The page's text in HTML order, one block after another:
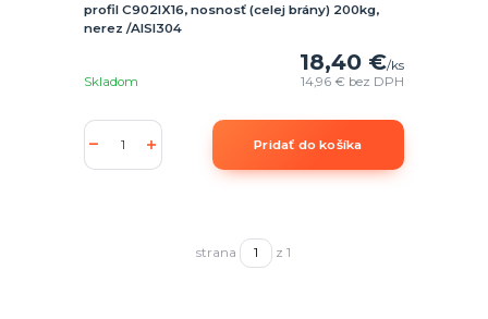
profil C902IX16, nosnosť (celej brány) 200kg,
nerez /AISI304
18,40 €/ks
14,96 € bez DPH
Skladom
Pridať do košíka
strana z 1